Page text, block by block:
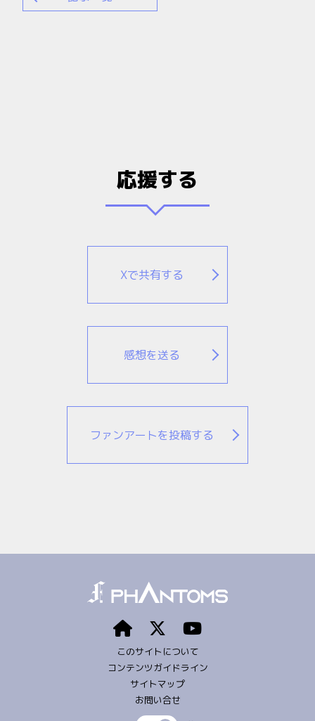
応援する
Xで共有する
感想を送る
ファンアートを投稿する
このサイトについて
コンテンツガイドライン
サイトマップ
お問い合せ